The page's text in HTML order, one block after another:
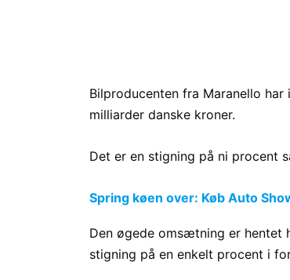
Bilproducenten fra Maranello
milliarder danske kroner.
Det er en stigning på ni procent
Spring køen over: Køb Auto
Den øgede omsætning er hentet
stigning på en enkelt procent i